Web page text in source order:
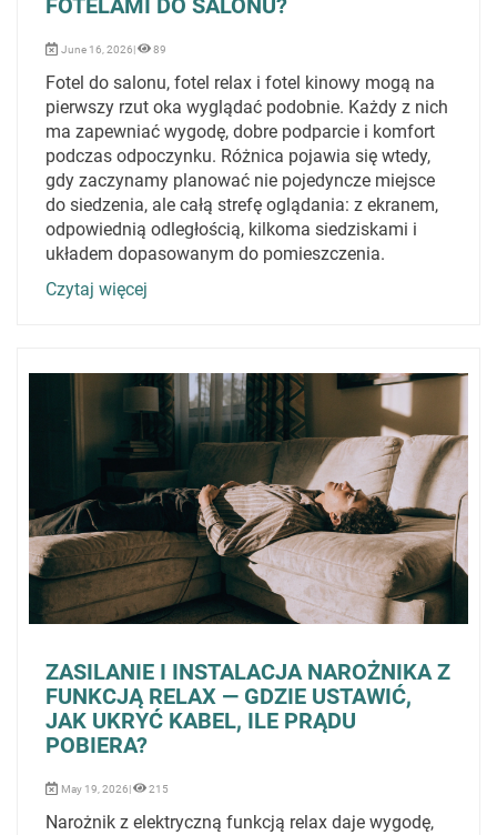
FOTELAMI DO SALONU?
June 16, 2026| 89
Fotel do salonu, fotel relax i fotel kinowy mogą na
pierwszy rzut oka wyglądać podobnie. Każdy z nich
ma zapewniać wygodę, dobre podparcie i komfort
podczas odpoczynku. Różnica pojawia się wtedy,
gdy zaczynamy planować nie pojedyncze miejsce
do siedzenia, ale całą strefę oglądania: z ekranem,
odpowiednią odległością, kilkoma siedziskami i
układem dopasowanym do pomieszczenia.
Czytaj więcej
ZASILANIE I INSTALACJA NAROŻNIKA Z
FUNKCJĄ RELAX — GDZIE USTAWIĆ,
JAK UKRYĆ KABEL, ILE PRĄDU
POBIERA?
May 19, 2026| 215
Narożnik z elektryczną funkcją relax daje wygodę,